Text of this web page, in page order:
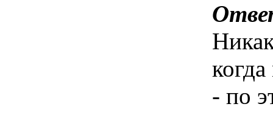
- по